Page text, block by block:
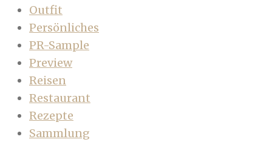
Outfit
Persönliches
PR-Sample
Preview
Reisen
Restaurant
Rezepte
Sammlung